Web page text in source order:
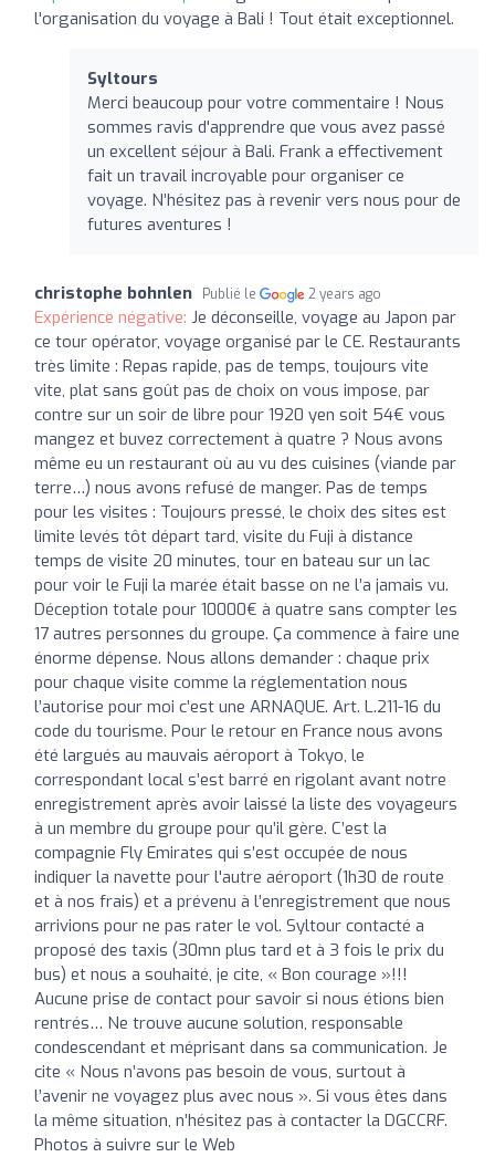
l'organisation du voyage à Bali ! Tout était exceptionnel.
Syltours
Merci beaucoup pour votre commentaire ! Nous
sommes ravis d'apprendre que vous avez passé
un excellent séjour à Bali. Frank a effectivement
fait un travail incroyable pour organiser ce
voyage. N’hésitez pas à revenir vers nous pour de
futures aventures !
christophe bohnlen Publié le 2 years ago
Expérience négative: Je déconseille, voyage au Japon par
ce tour opérator, voyage organisé par le CE. Restaurants
très limite : Repas rapide, pas de temps, toujours vite
vite, plat sans goût pas de choix on vous impose, par
contre sur un soir de libre pour 1920 yen soit 54€ vous
mangez et buvez correctement à quatre ? Nous avons
même eu un restaurant où au vu des cuisines (viande par
terre…) nous avons refusé de manger. Pas de temps
pour les visites : Toujours pressé, le choix des sites est
limite levés tôt départ tard, visite du Fuji à distance
temps de visite 20 minutes, tour en bateau sur un lac
pour voir le Fuji la marée était basse on ne l’a jamais vu.
Déception totale pour 10000€ à quatre sans compter les
17 autres personnes du groupe. Ça commence à faire une
énorme dépense. Nous allons demander : chaque prix
pour chaque visite comme la réglementation nous
l’autorise pour moi c’est une ARNAQUE. Art. L.211-16 du
code du tourisme. Pour le retour en France nous avons
été largués au mauvais aéroport à Tokyo, le
correspondant local s’est barré en rigolant avant notre
enregistrement après avoir laissé la liste des voyageurs
à un membre du groupe pour qu’il gère. C’est la
compagnie Fly Emirates qui s’est occupée de nous
indiquer la navette pour l'autre aéroport (1h30 de route
et à nos frais) et a prévenu à l’enregistrement que nous
arrivions pour ne pas rater le vol. Syltour contacté a
proposé des taxis (30mn plus tard et à 3 fois le prix du
bus) et nous a souhaité, je cite, « Bon courage »!!!
Aucune prise de contact pour savoir si nous étions bien
rentrés… Ne trouve aucune solution, responsable
condescendant et méprisant dans sa communication. Je
cite « Nous n’avons pas besoin de vous, surtout à
l’avenir ne voyagez plus avec nous ». Si vous êtes dans
la même situation, n’hésitez pas à contacter la DGCCRF.
Photos à suivre sur le Web